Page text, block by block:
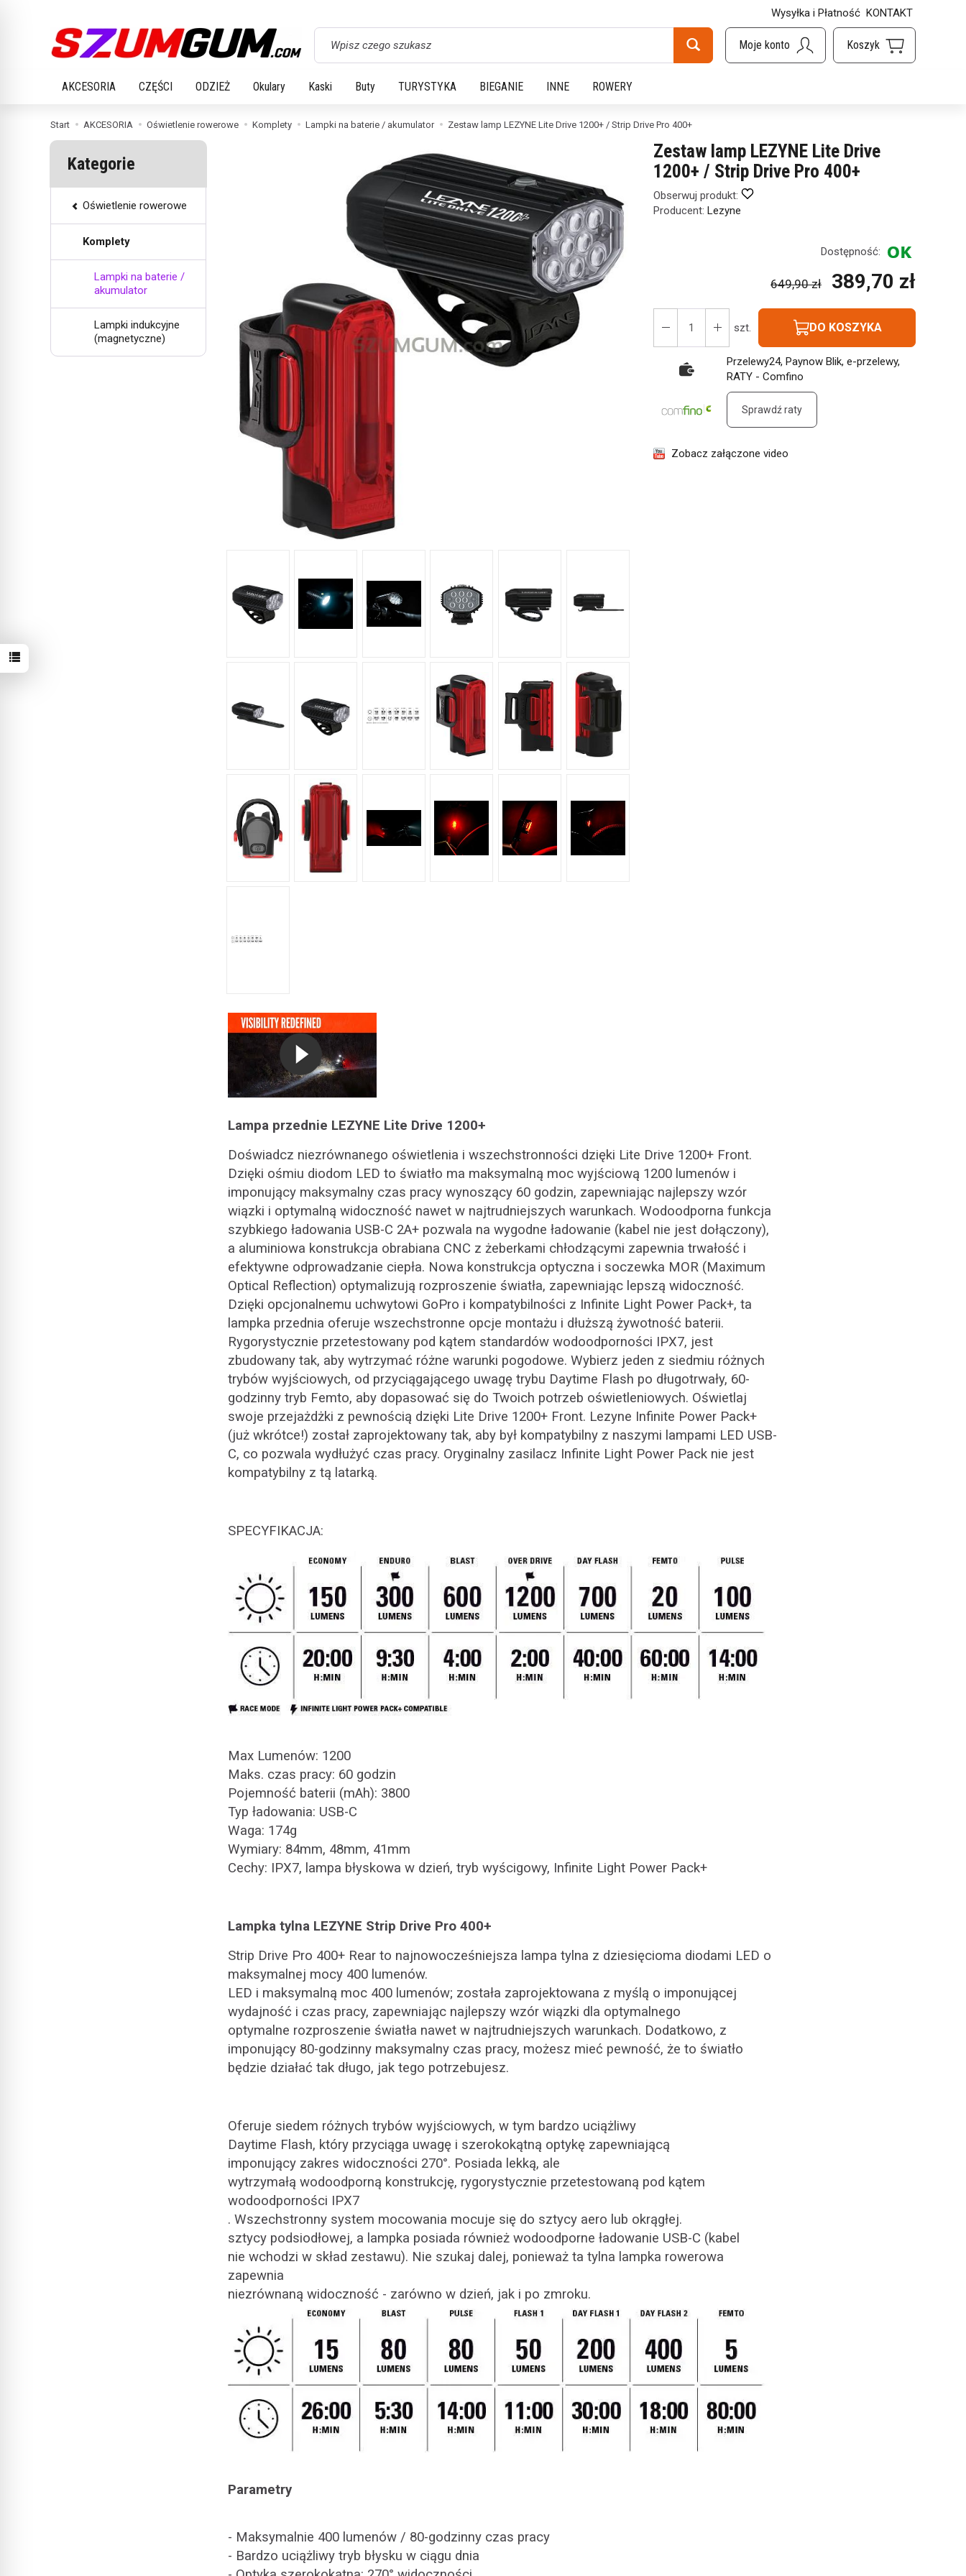
Wysyłka i Płatność KONTAKT
Wyszukaj
AKCESORIA CZĘŚCI ODZIEŻ Okulary Kaski Buty TURYSTYKA BIEGANIE INNE ROWERY
Start AKCESORIA Oświetlenie rowerowe Komplety Lampki na baterie / akumulator Zestaw lamp LEZYNE Lite Drive 1200+ / Strip Drive Pro 400+
Zestaw lamp LEZYNE Lite Drive
1200+ / Strip Drive Pro 400+
Obserwuj produkt:
Producent: Lezyne
Dostępność:
649,90 zł 389,70 zł
szt. DO KOSZYKA
Przelewy24, Paynow Blik, e-przelewy,
RATY - Comfino
Sprawdź raty
Zobacz załączone video
Lampa przednie LEZYNE Lite Drive 1200+
Doświadcz niezrównanego oświetlenia i wszechstronności dzięki Lite Drive 1200+ Front.
Dzięki ośmiu diodom LED to światło ma maksymalną moc wyjściową 1200 lumenów i
imponujący maksymalny czas pracy wynoszący 60 godzin, zapewniając najlepszy wzór
wiązki i optymalną widoczność nawet w najtrudniejszych warunkach. Wodoodporna funkcja
szybkiego ładowania USB-C 2A+ pozwala na wygodne ładowanie (kabel nie jest dołączony),
a aluminiowa konstrukcja obrabiana CNC z żeberkami chłodzącymi zapewnia trwałość i
efektywne odprowadzanie ciepła. Nowa konstrukcja optyczna i soczewka MOR (Maximum
Optical Reflection) optymalizują rozproszenie światła, zapewniając lepszą widoczność.
Dzięki opcjonalnemu uchwytowi GoPro i kompatybilności z Infinite Light Power Pack+, ta
lampka przednia oferuje wszechstronne opcje montażu i dłuższą żywotność baterii.
Rygorystycznie przetestowany pod kątem standardów wodoodporności IPX7, jest
zbudowany tak, aby wytrzymać różne warunki pogodowe. Wybierz jeden z siedmiu różnych
trybów wyjściowych, od przyciągającego uwagę trybu Daytime Flash po długotrwały, 60-
godzinny tryb Femto, aby dopasować się do Twoich potrzeb oświetleniowych. Oświetlaj
swoje przejażdżki z pewnością dzięki Lite Drive 1200+ Front. Lezyne Infinite Power Pack+
(już wkrótce!) został zaprojektowany tak, aby był kompatybilny z naszymi lampami LED USB-
C, co pozwala wydłużyć czas pracy. Oryginalny zasilacz Infinite Light Power Pack nie jest
kompatybilny z tą latarką.
SPECYFIKACJA:
Max Lumenów: 1200
Maks. czas pracy: 60 godzin
Pojemność baterii (mAh): 3800
Typ ładowania: USB-C
Waga: 174g
Wymiary: 84mm, 48mm, 41mm
Cechy: IPX7, lampa błyskowa w dzień, tryb wyścigowy, Infinite Light Power Pack+
Lampka tylna LEZYNE Strip Drive Pro 400+
Strip Drive Pro 400+ Rear to najnowocześniejsza lampa tylna z dziesięcioma diodami LED o
maksymalnej mocy 400 lumenów.
LED i maksymalną moc 400 lumenów; została zaprojektowana z myślą o imponującej
wydajność i czas pracy, zapewniając najlepszy wzór wiązki dla optymalnego
optymalne rozproszenie światła nawet w najtrudniejszych warunkach. Dodatkowo, z
imponujący 80-godzinny maksymalny czas pracy, możesz mieć pewność, że to światło
będzie działać tak długo, jak tego potrzebujesz.
Oferuje siedem różnych trybów wyjściowych, w tym bardzo uciążliwy
Daytime Flash, który przyciąga uwagę i szerokokątną optykę zapewniającą
imponujący zakres widoczności 270°. Posiada lekką, ale
wytrzymałą wodoodporną konstrukcję, rygorystycznie przetestowaną pod kątem
wodoodporności IPX7
. Wszechstronny system mocowania mocuje się do sztycy aero lub okrągłej.
sztycy podsiodłowej, a lampka posiada również wodoodporne ładowanie USB-C (kabel
nie wchodzi w skład zestawu). Nie szukaj dalej, ponieważ ta tylna lampka rowerowa
zapewnia
niezrównaną widoczność - zarówno w dzień, jak i po zmroku.
Parametry
- Maksymalnie 400 lumenów / 80-godzinny czas pracy
- Bardzo uciążliwy tryb błysku w ciągu dnia
Kategorie
Oświetlenie rowerowe
Komplety
Lampki na baterie /
akumulator
Lampki indukcyjne
(magnetyczne)